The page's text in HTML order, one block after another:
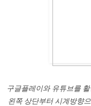
구글플레이와 유튜브를
왼쪽 상단부터 시계방향